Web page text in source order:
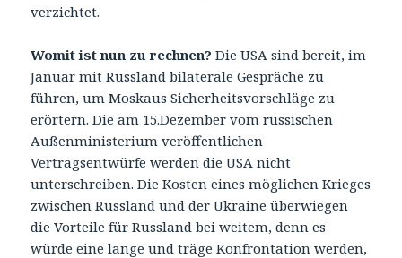
verzichtet.
Womit ist nun zu rechnen? Die USA sind bereit, im
Januar mit Russland bilaterale Gespräche zu
führen, um Moskaus Sicherheitsvorschläge zu
erörtern. Die am 15.Dezember vom russischen
Außenministerium veröffentlichen
Vertragsentwürfe werden die USA nicht
unterschreiben. Die Kosten eines möglichen Krieges
zwischen Russland und der Ukraine überwiegen
die Vorteile für Russland bei weitem, denn es
würde eine lange und träge Konfrontation werden,